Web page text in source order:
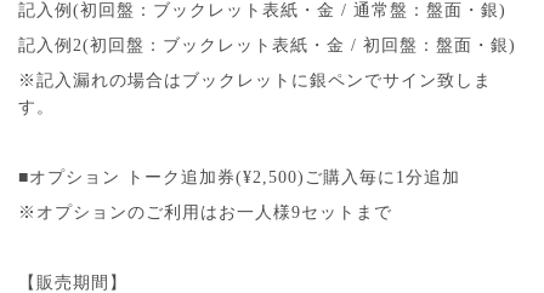
記入例(初回盤：ブックレット表紙・金 / 通常盤：盤面・銀)
記入例2(初回盤：ブックレット表紙・金 / 初回盤：盤面・銀)
※記入漏れの場合はブックレットに銀ペンでサイン致しま
す。
■オプション トーク追加券(¥2,500)ご購入毎に1分追加
※オプションのご利用はお一人様9セットまで
【販売期間】